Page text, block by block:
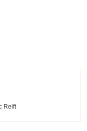
Reift